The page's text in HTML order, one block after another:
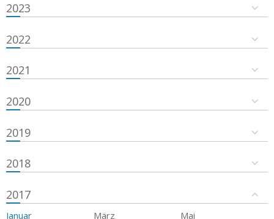
2023
2022
2021
2020
2019
2018
2017
Januar März
Mai